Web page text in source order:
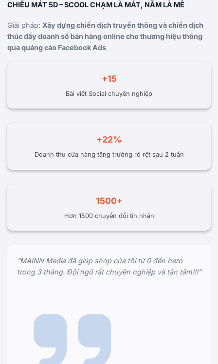
CHIẾU MÁT 5D – SCOOL CHẠM LÀ MÁT, NẰM LÀ MÊ
Giải pháp: Xây dựng chiến dịch truyền thông và chiến dịch
thúc đẩy doanh số bán hàng online cho thương hiệu thông
qua quảng cáo Facebook Ads
+15
Bài viết Social chuyên nghiệp
+22%
Doanh thu cửa hàng tăng trưởng rõ rệt sau 2 tuần
1500+
Hơn 1500 chuyển đổi tin nhắn
“MAINN Media đã giúp shop của tôi từ 0 đến hero
trong 3 tháng. Đội ngũ rất chuyên nghiệp và tận tâm!!!”